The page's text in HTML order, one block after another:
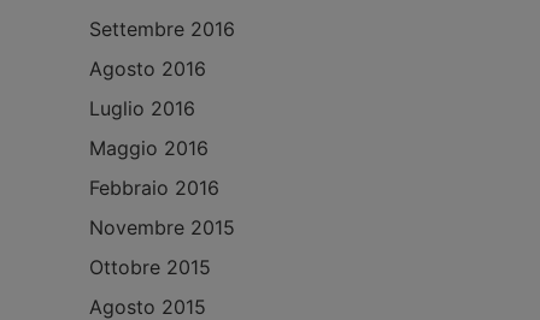
Settembre 2016
Agosto 2016
Luglio 2016
Maggio 2016
Febbraio 2016
Novembre 2015
Ottobre 2015
Agosto 2015